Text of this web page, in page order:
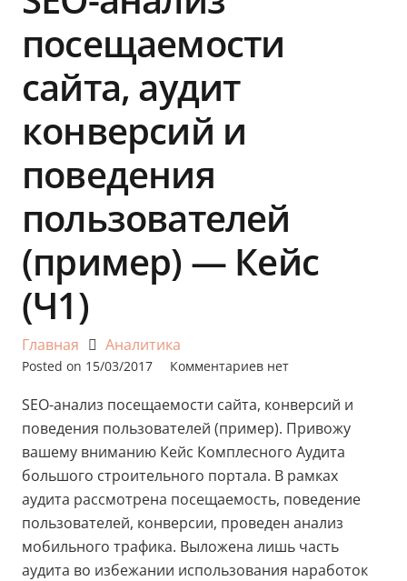
посещаемости
сайта, аудит
конверсий и
поведения
пользователей
(пример) — Кейс
(Ч1)
Главная Аналитика
Posted on 15/03/2017 Комментариев нет
SEO-анализ посещаемости сайта, конверсий и
поведения пользователей (пример). Привожу
вашему вниманию Кейс Комплесного Аудита
большого строительного портала. В рамках
аудита рассмотрена посещаемость, поведение
пользователей, конверсии, проведен анализ
мобильного трафика. Выложена лишь часть
аудита во избежании использования наработок